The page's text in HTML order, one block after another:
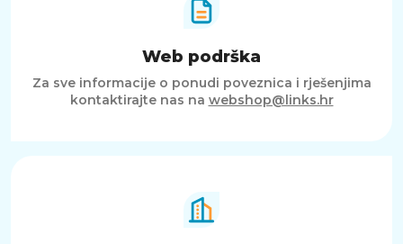
Web podrška
Za sve informacije o ponudi poveznica i rješenjima
kontaktirajte nas na webshop@links.hr